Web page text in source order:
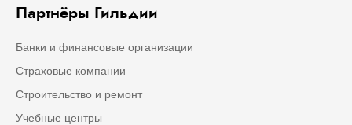
Партнёры Гильдии
Банки и финансовые организации
Страховые компании
Строительство и ремонт
Учебные центры